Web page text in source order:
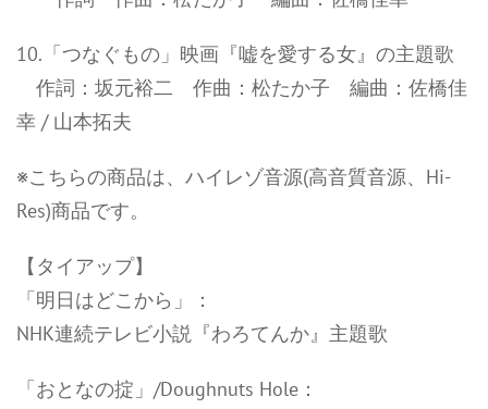
10.「つなぐもの」映画『嘘を愛する女』の主題歌
作詞：坂元裕二 作曲：松たか子 編曲：佐橋佳
幸 / 山本拓夫
※こちらの商品は、ハイレゾ音源(高音質音源、Hi-
Res)商品です。
【タイアップ】
「明日はどこから」：
NHK連続テレビ小説『わろてんか』主題歌
「おとなの掟」/Doughnuts Hole：